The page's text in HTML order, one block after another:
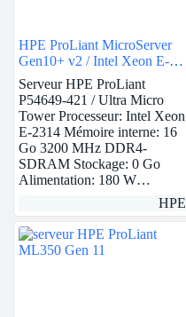
HPE ProLiant MicroServer
Gen10+ v2 / Intel Xeon E-
2314 / 16GB
Serveur HPE ProLiant
P54649-421 / Ultra Micro
Tower Processeur: Intel Xeon
E-2314 Mémoire interne: 16
Go 3200 MHz DDR4-
SDRAM Stockage: 0 Go
Alimentation: 180 W…
HPE